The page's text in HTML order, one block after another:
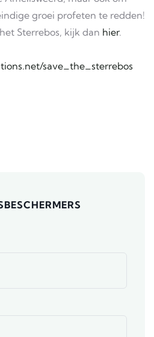
groei profeten te redden!
Sterrebos, kijk dan hier.
save_the_sterrebos